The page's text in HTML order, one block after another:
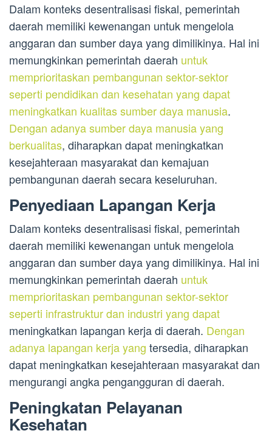
Dalam konteks desentralisasi fiskal, pemerintah
daerah memiliki kewenangan untuk mengelola
anggaran dan sumber daya yang dimilikinya. Hal ini
memungkinkan pemerintah daerah untuk
memprioritaskan pembangunan sektor-sektor
seperti pendidikan dan kesehatan yang dapat
meningkatkan kualitas sumber daya manusia.
Dengan adanya sumber daya manusia yang
berkualitas, diharapkan dapat meningkatkan
kesejahteraan masyarakat dan kemajuan
pembangunan daerah secara keseluruhan.
Penyediaan Lapangan Kerja
Dalam konteks desentralisasi fiskal, pemerintah
daerah memiliki kewenangan untuk mengelola
anggaran dan sumber daya yang dimilikinya. Hal ini
memungkinkan pemerintah daerah untuk
memprioritaskan pembangunan sektor-sektor
seperti infrastruktur dan industri yang dapat
meningkatkan lapangan kerja di daerah. Dengan
adanya lapangan kerja yang tersedia, diharapkan
dapat meningkatkan kesejahteraan masyarakat dan
mengurangi angka pengangguran di daerah.
Peningkatan Pelayanan
Kesehatan